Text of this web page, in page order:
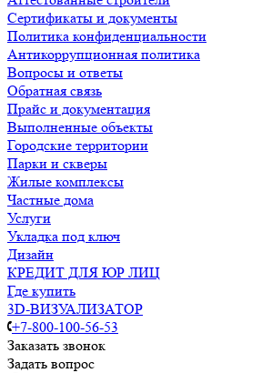
Сертификаты и документы
Политика конфиденциальности
Антикоррупционная политика
Вопросы и ответы
Обратная связь
Прайс и документация
Выполненные объекты
Городские территории
Парки и скверы
Жилые комплексы
Частные дома
Услуги
Укладка под ключ
Дизайн
КРЕДИТ ДЛЯ ЮР ЛИЦ
Где купить
3D-ВИЗУАЛИЗАТОР
+7-800-100-56-53
Заказать звонок
Задать вопрос